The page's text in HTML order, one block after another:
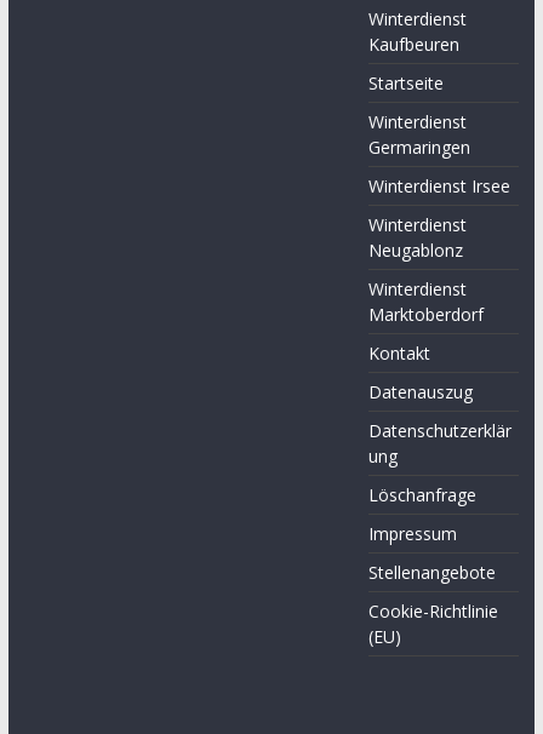
Winterdienst
Kaufbeuren
Startseite
Winterdienst
Germaringen
Winterdienst Irsee
Winterdienst
Neugablonz
Winterdienst
Marktoberdorf
Kontakt
Datenauszug
Datenschutzerklär
ung
Löschanfrage
Impressum
Stellenangebote
Cookie-Richtlinie
(EU)